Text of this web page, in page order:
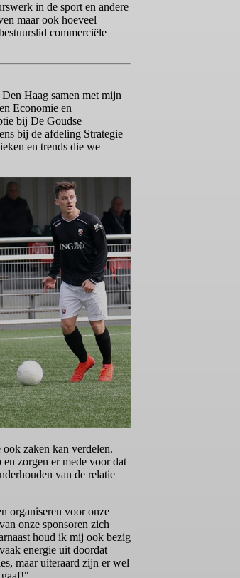
in de sport en andere
maar ook hoeveel
commerciële
Haag samen met mijn
Economie en
bij De Goudse
bij de afdeling Strategie
en trends die we
zaken kan verdelen.
zorgen er mede voor dat
van de relatie
organiseren voor onze
onze sponsoren zich
houd ik mij ook bezig
energie uit doordat
maar uiteraard zijn er wel
gaaf!"